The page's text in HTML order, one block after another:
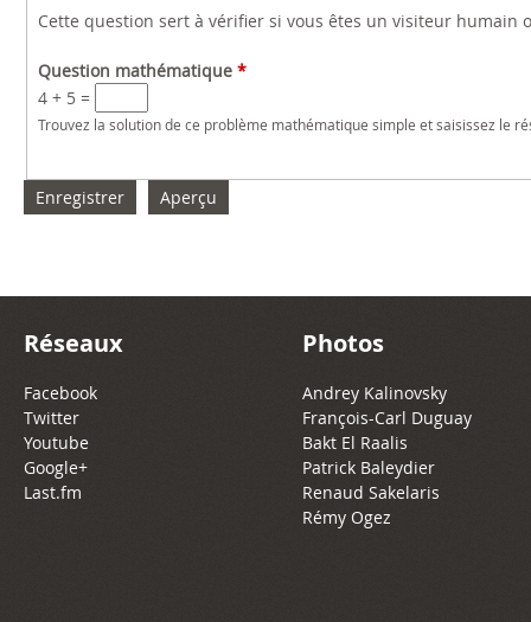
Cette question sert à vérifier si vous êtes un visiteur
Question mathématique *
4 + 5 =
Trouvez la solution de ce problème mathématique simple et saisissez le
Réseaux
Facebook
Twitter
Youtube
Google+
Last.fm
Photos
Andrey Kalinovsky
François-Carl Duguay
Bakt El Raalis
Patrick Baleydier
Renaud Sakelaris
Rémy Ogez